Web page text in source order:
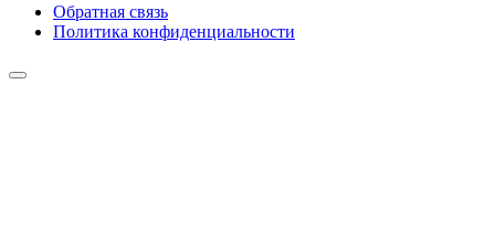
Обратная связь
Политика конфиденциальности